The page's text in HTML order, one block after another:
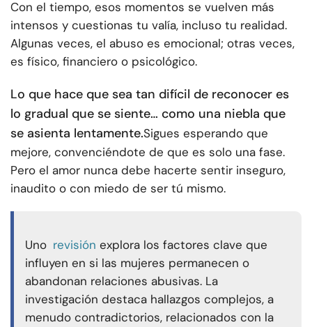
Con el tiempo, esos momentos se vuelven más
intensos y cuestionas tu valía, incluso tu realidad.
Algunas veces, el abuso es emocional; otras veces,
es físico, financiero o psicológico.
Lo que hace que sea tan difícil de reconocer es
lo gradual que se siente… como una niebla que
se asienta lentamente.Sigues esperando que
mejore, convenciéndote de que es solo una fase.
Pero el amor nunca debe hacerte sentir inseguro,
inaudito o con miedo de ser tú mismo.
Uno revisión explora los factores clave que
influyen en si las mujeres permanecen o
abandonan relaciones abusivas. La
investigación destaca hallazgos complejos, a
menudo contradictorios, relacionados con la